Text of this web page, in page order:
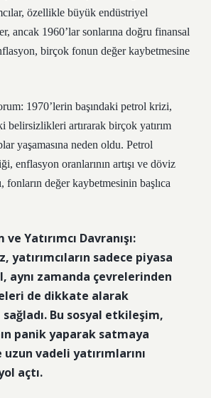
özellikle büyük endüstriyel
ancak 1960’lar sonlarına doğru finansal
birçok fonun değer kaybetmesine
1970’lerin başındaki petrol krizi,
belirsizlikleri artırarak birçok yatırım
yaşamasına neden oldu. Petrol
enflasyon oranlarının artışı ve döviz
fonların değer kaybetmesinin başlıca
Yatırımcı Davranışı:
yatırımcıların sadece piyasa
aynı zamanda çevrelerinden
de dikkate alarak
sağladı. Bu sosyal etkileşim,
panik yaparak satmaya
vadeli yatırımlarını
açtı.